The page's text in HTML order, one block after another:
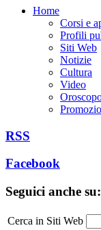
Home
Corsi e
Profili
Siti Web
Notizie
Cultura
Video
RSS
Facebook
Seguici anche su:
Cerca in Siti Web